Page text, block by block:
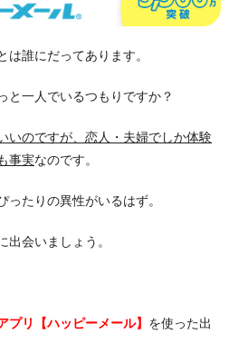
は誰にだってあります。
と一人でいるつもりですか？
いのですが、恋人・夫婦でしか体験
事実なのです。
ったりの異性がいるはず。
出会いましょう。
プリ【ハッピーメール】 を使った出